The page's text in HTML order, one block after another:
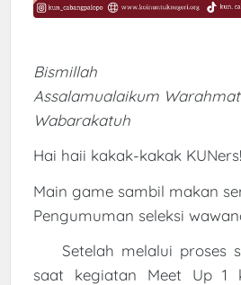
Bismillah
Assalamualaikum
Wabarakatuh
Hai haii kakak-kakak KUNers!
Main game sambil makan
Pengumuman seleksi
Setelah melalui proses
saat kegiatan Meet Up 1